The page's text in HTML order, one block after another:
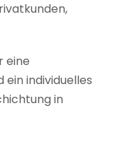
eine
individuelles
in